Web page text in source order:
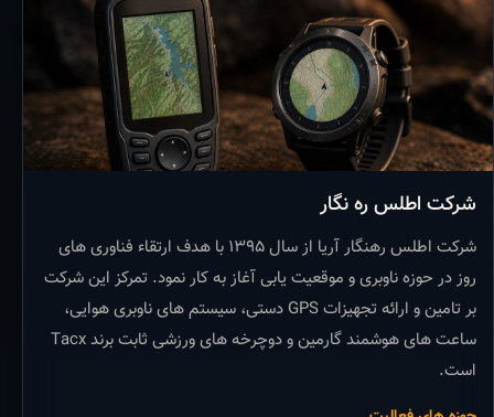
شرکت اطلس ره نگار
شرکت اطلس رهنگار آریا از سال ۱۳۹۵ با هدف ارتقاء فناوری های
روز در حوزه ناوبری و موقعیت یابی آغاز به کار نمود. تمرکز این شرکت
بر تامین و ارائه تجهیزات GPS دستی، سیستم های ناوبری هوایی،
ساعت های هوشمند گارمین و دوچرخه های ورزشی ثابت برند Tacx
است.